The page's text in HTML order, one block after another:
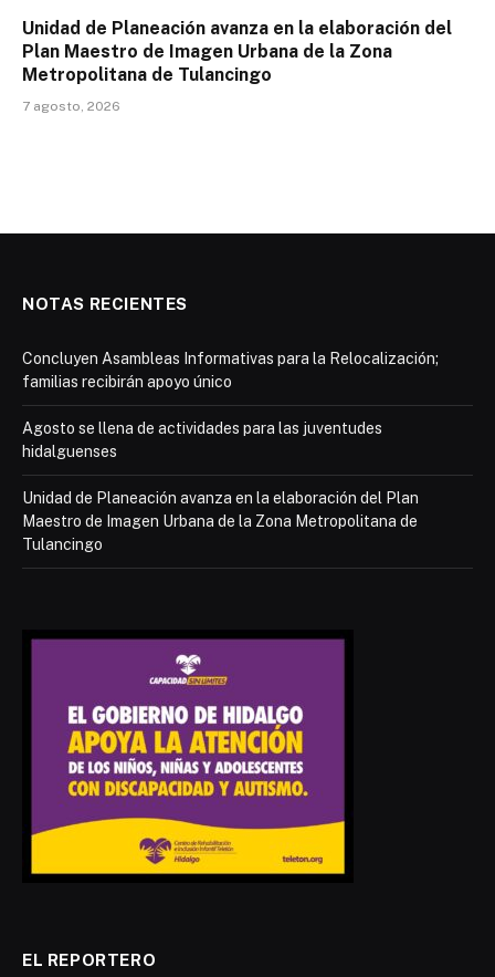
Unidad de Planeación avanza en la elaboración del
Plan Maestro de Imagen Urbana de la Zona
Metropolitana de Tulancingo
7 agosto, 2026
NOTAS RECIENTES
Concluyen Asambleas Informativas para la Relocalización;
familias recibirán apoyo único
Agosto se llena de actividades para las juventudes
hidalguenses
Unidad de Planeación avanza en la elaboración del Plan
Maestro de Imagen Urbana de la Zona Metropolitana de
Tulancingo
EL REPORTERO